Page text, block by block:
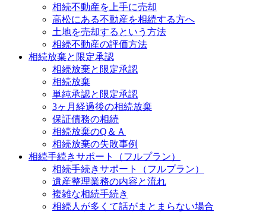
相続不動産を上手に売却
高松にある不動産を相続する方へ
土地を売却するという方法
相続不動産の評価方法
相続放棄と限定承認
相続放棄と限定承認
相続放棄
単純承認と限定承認
3ヶ月経過後の相続放棄
保証債務の相続
相続放棄のQ＆Ａ
相続放棄の失敗事例
相続手続きサポート（フルプラン）
相続手続きサポート（フルプラン）
遺産整理業務の内容と流れ
複雑な相続手続き
相続人が多くて話がまとまらない場合